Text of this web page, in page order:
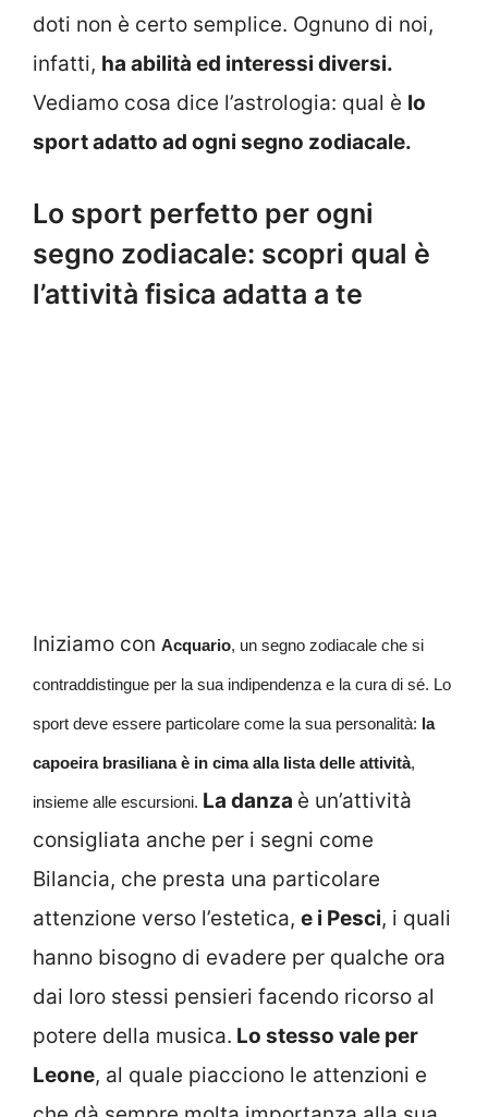
doti non è certo semplice. Ognuno di noi,
infatti, ha abilità ed interessi diversi.
Vediamo cosa dice l’astrologia: qual è lo
sport adatto ad ogni segno zodiacale.
Lo sport perfetto per ogni
segno zodiacale: scopri qual è
l’attività fisica adatta a te
Iniziamo con Acquario, un segno zodiacale che si
contraddistingue per la sua indipendenza e la cura di sé. Lo
sport deve essere particolare come la sua personalità: la
capoeira brasiliana è in cima alla lista delle attività,
insieme alle escursioni. La danza è un’attività
consigliata anche per i segni come
Bilancia, che presta una particolare
attenzione verso l’estetica, e i Pesci, i quali
hanno bisogno di evadere per qualche ora
dai loro stessi pensieri facendo ricorso al
potere della musica. Lo stesso vale per
Leone, al quale piacciono le attenzioni e